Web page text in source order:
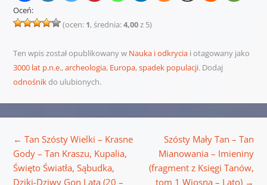
Oceń:
(ocen: 1, średnia:4,00z 5)
Ten wpis został opublikowany w Nauka i odkryciai otagowany jako
3000 lat p.n.e.,archeologia, Europa,spadek populacji. Dodaj
odnośnikdo ulubionych.
← Tan Szósty Wielki – Krasne
Gody – Tan Kraszu, Kupalia,
Święto Światła, Sąbudka,
Dziki-Dziwy Gon Lata (20 –
Szósty Mały Tan – Tan
Mianowania – Imieniny
(fragment z Księgi Tanów,
tom 1 Wiosna – Lato) →